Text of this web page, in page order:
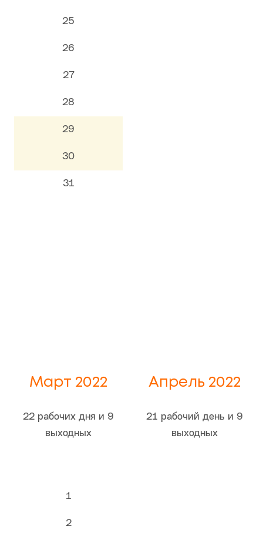
25
26
27
28
29
30
31
Март 2022
22 рабочих дня и 9
выходных
1
2
Апрель 2022
21 рабочий день и 9
выходных